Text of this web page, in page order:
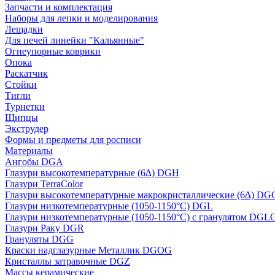
Запчасти и комплектация
Наборы для лепки и моделирования
Лещадки
Для печей линейки "Кальянные"
Огнеупорные коврики
Опока
Раскатчик
Стойки
Тигли
Турнетки
Щипцы
Экструдер
Формы и предметы для росписи
Материалы
Ангобы DGA
Глазури высокотемпературные (6∆) DGH
Глазури TerraColor
Глазури высокотемпературные макрокристаллические (6∆)
Глазури низкотемпературные (1050-1150°С) DGL
Глазури низкотемпературные (1050-1150°С) с гранулятом
Глазури Раку DGR
Грануляты DGG
Краски надглазурные Металлик DGOG
Кристаллы затравочные DGZ
Массы керамические